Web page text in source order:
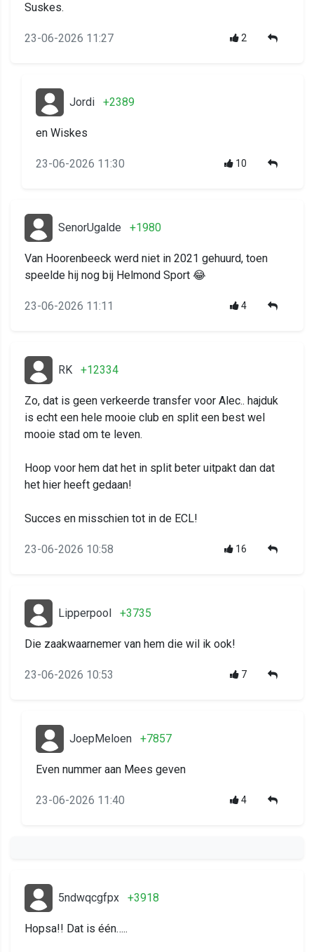
Suskes.
23-06-2026 11:27 2
Jordi +2389
en Wiskes
23-06-2026 11:30 10
SenorUgalde +1980
Van Hoorenbeeck werd niet in 2021 gehuurd, toen
speelde hij nog bij Helmond Sport 😂
23-06-2026 11:11 4
RK +12334
Zo, dat is geen verkeerde transfer voor Alec.. hajduk
is echt een hele mooie club en split een best wel
mooie stad om te leven.
Hoop voor hem dat het in split beter uitpakt dan dat
het hier heeft gedaan!
Succes en misschien tot in de ECL!
23-06-2026 10:58 16
Lipperpool +3735
Die zaakwaarnemer van hem die wil ik ook!
23-06-2026 10:53 7
JoepMeloen +7857
Even nummer aan Mees geven
23-06-2026 11:40 4
5ndwqcgfpx +3918
Hopsa!! Dat is één…..